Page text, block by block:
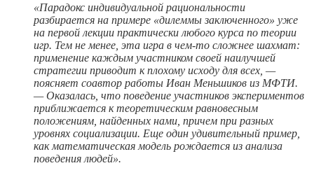
«Парадокс индивидуальной рациональности
разбирается на примере «дилеммы заключенного» уже
на первой лекции практически любого курса по теории
игр. Тем не менее, эта игра в чем-то сложнее шахмат:
применение каждым участником своей наилучшей
стратегии приводит к плохому исходу для всех, —
поясняет соавтор работы Иван Меньшиков из МФТИ.
— Оказалась, что поведение участников экспериментов
приближается к теоретическим равновесным
положениям, найденных нами, причем при разных
уровнях социализации. Еще один удивительный пример,
как математическая модель рождается из анализа
поведения людей».